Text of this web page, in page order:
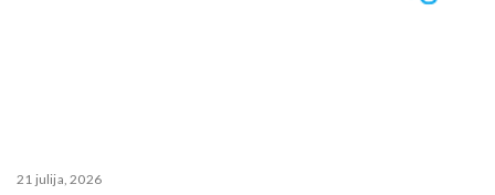
21 julija, 2026